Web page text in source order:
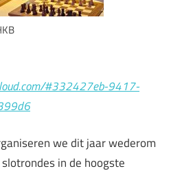
#332427eb-9417-
we dit jaar wederom
in de hoogste